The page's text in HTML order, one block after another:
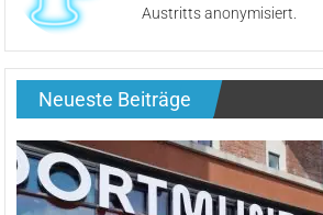
Austritts anonymisiert.
Neueste Beiträge